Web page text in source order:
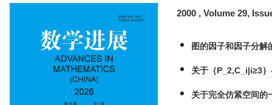
2000 , Volume 29,
图的因子和因子分解
关于｛P_2,C_i|i≥3
关于完全仿紧空间的